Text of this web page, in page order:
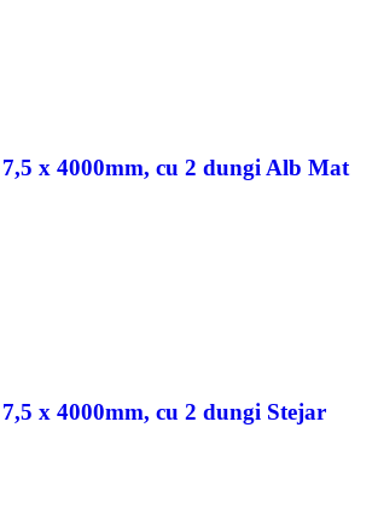
x 4000mm, cu 2 dungi Alb Mat
x 4000mm, cu 2 dungi Stejar